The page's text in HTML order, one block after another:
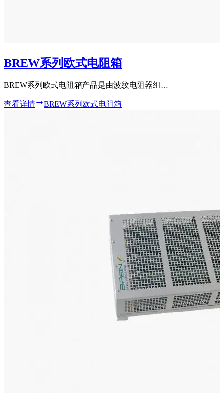
BREW系列欧式电阻箱
BREW系列欧式电阻箱产品是由波纹电阻器组…
查看详情 BREW系列欧式电阻箱